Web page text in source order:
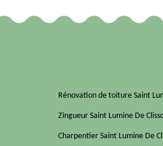
Rénovation de toiture Saint
Zingueur Saint Lumine De
Charpentier Saint Lumine De